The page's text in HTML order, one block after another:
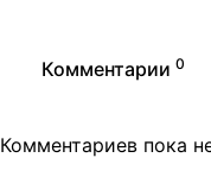
Комментарии 0
Комментариев пока